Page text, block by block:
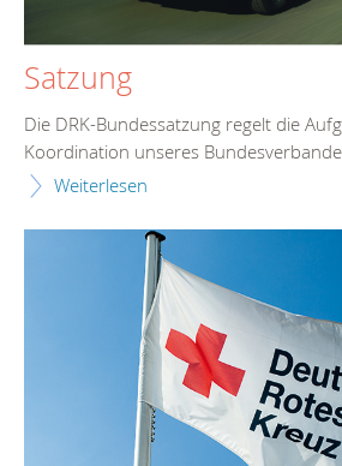
Satzung
Die DRK-Bundessatzung regelt die
Koordination unseres
Weiterlesen